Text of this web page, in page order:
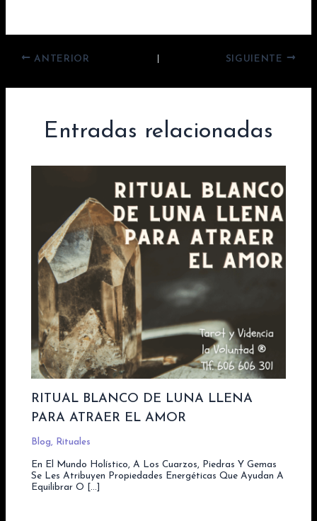
ANTERIOR SIGUIENTE
Entradas relacionadas
RITUAL BLANCO DE LUNA LLENA
PARA ATRAER EL AMOR
Blog, Rituales
En El Mundo Holístico, A Los Cuarzos, Piedras Y Gemas
Se Les Atribuyen Propiedades Energéticas Que Ayudan A
Equilibrar O […]